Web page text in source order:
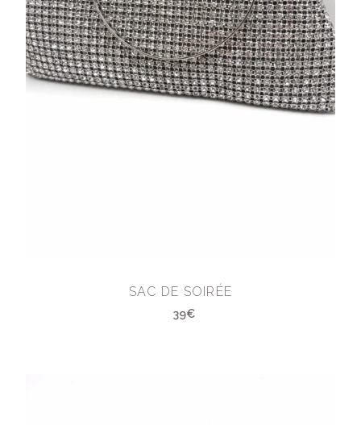
SAC DE SOIRÉE
39€